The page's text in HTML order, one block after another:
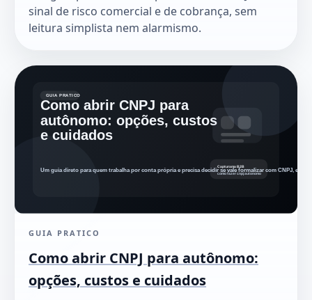
sinal de risco comercial e de cobrança, sem
leitura simplista nem alarmismo.
GUIA PRATICO
Como abrir CNPJ para autônomo:
opções, custos e cuidados